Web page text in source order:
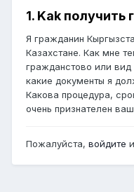
1. Kak
Я гражданин
Казахстане. Как мне
гражданстово или вид
какие документы я
Какова процедура,
очень признателен
Пожалуйста, войдите